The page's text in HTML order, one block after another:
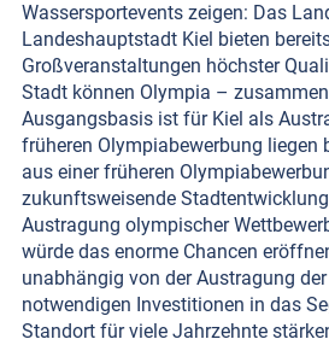
Wassersportevents zeigen: Das
Landeshauptstadt Kiel bieten
Großveranstaltungen höchster
Stadt können Olympia –
Ausgangsbasis ist für Kiel als
früheren Olympiabewerbung liegen
aus einer früheren
zukunftsweisende
Austragung olympischer
würde das enorme Chancen
unabhängig von der Austragung
notwendigen Investitionen in das
Standort für viele Jahrzehnte